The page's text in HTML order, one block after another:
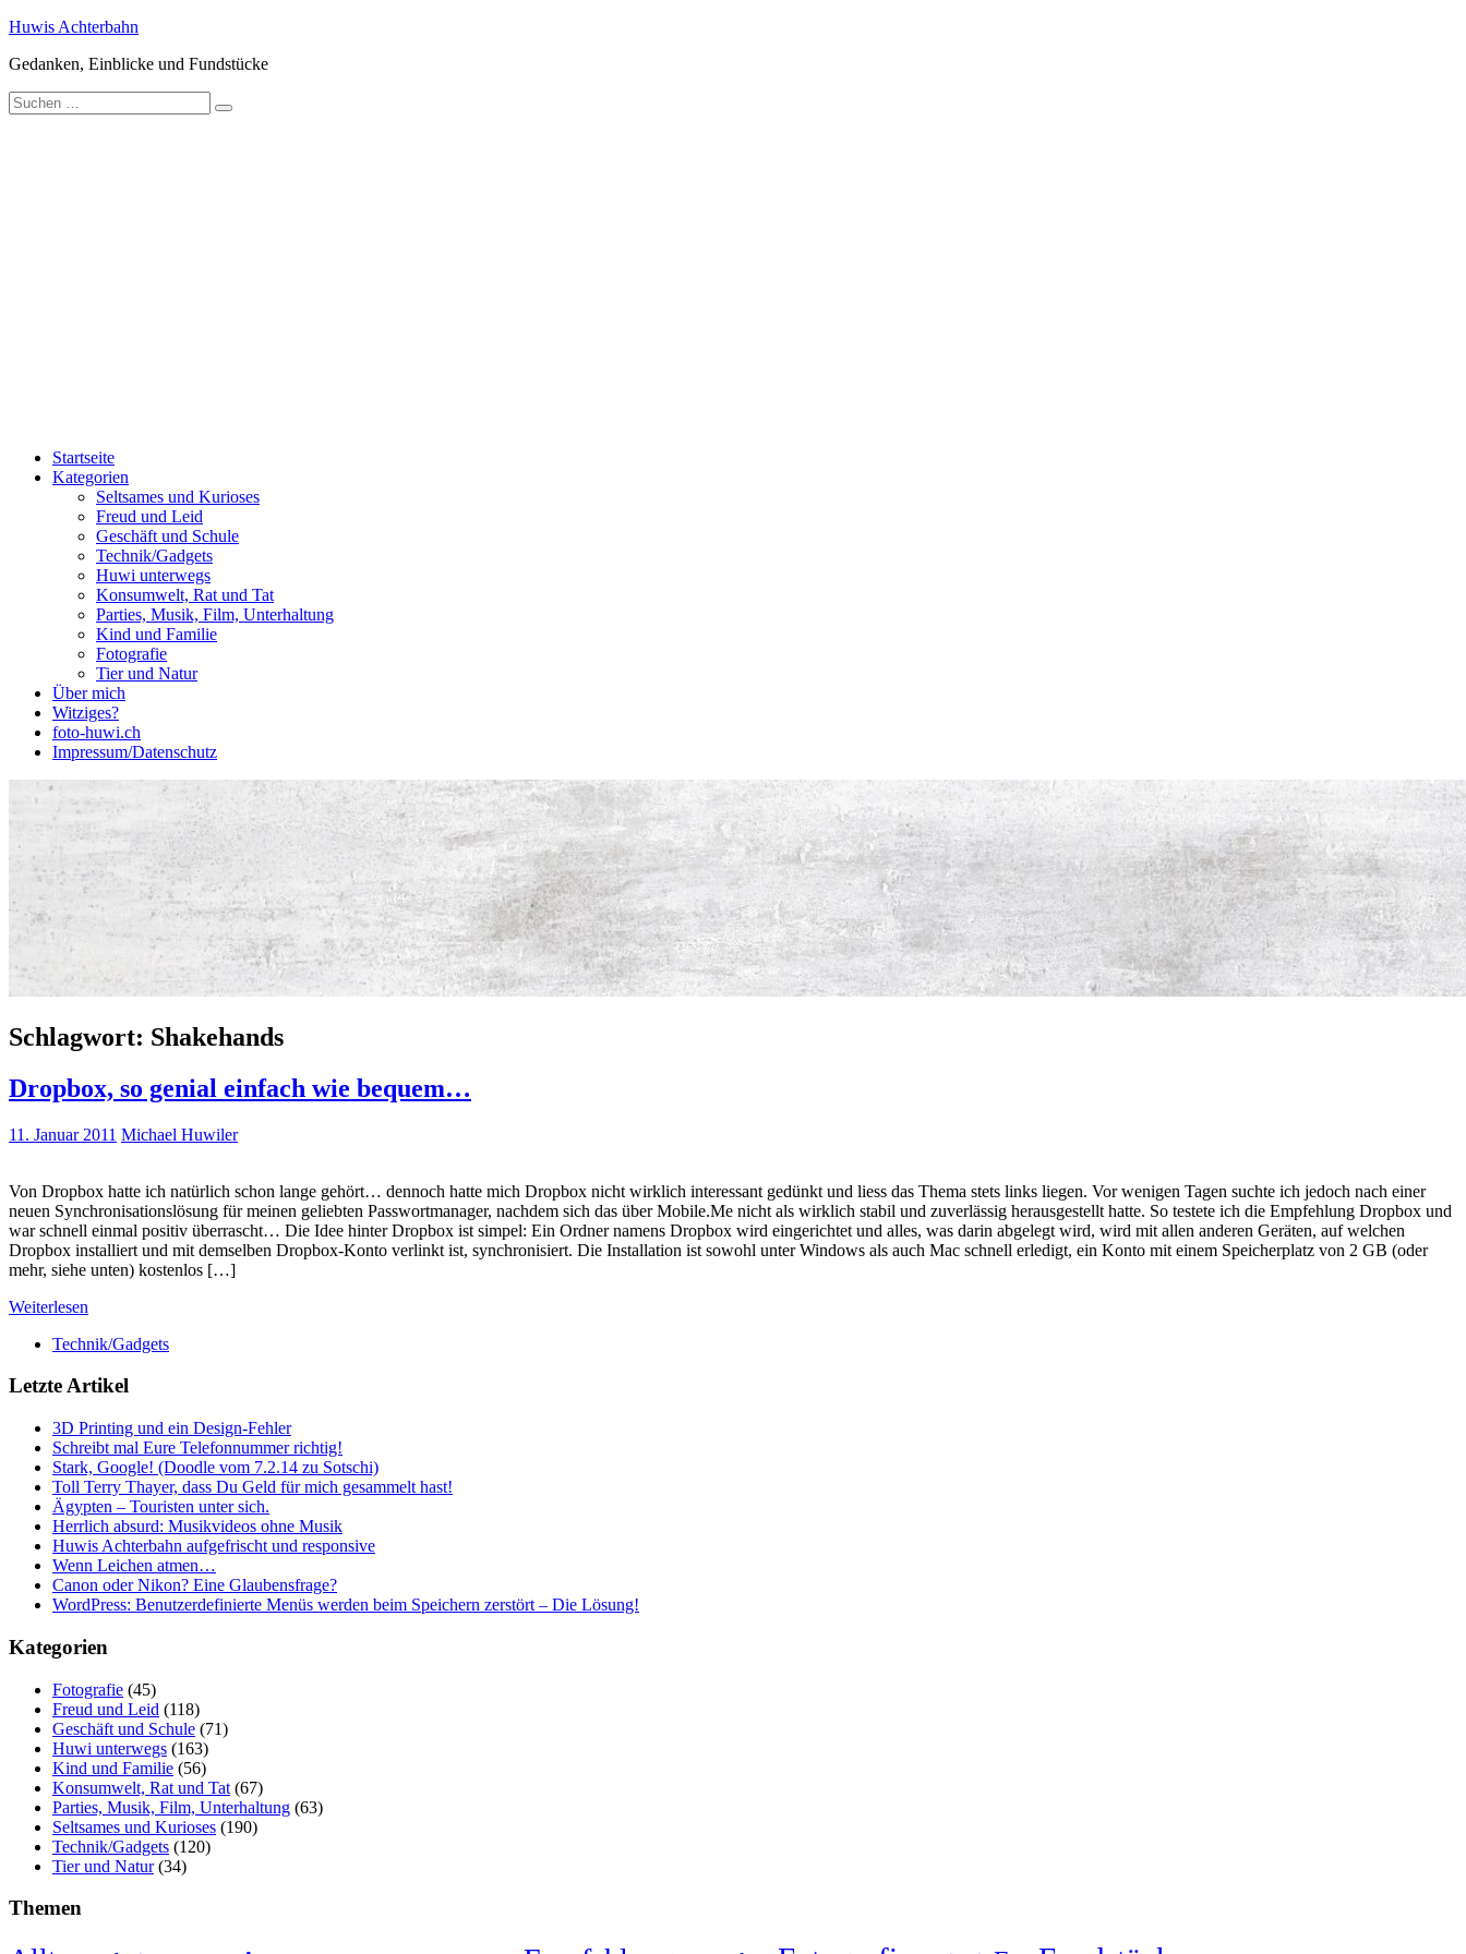
Zum
springen
Huwis Achterbahn
Gedanken, Einblicke und Fundstücke
Suche
nach:
Startseite
Kategorien
Seltsames und Kurioses
Freud und Leid
Geschäft und Schule
Technik/Gadgets
Huwi unterwegs
Konsumwelt, Rat und Tat
Parties, Musik, Film, Unterhaltung
Kind und Familie
Fotografie
Tier und Natur
Über mich
Witziges?
foto-huwi.ch
Impressum/Datenschutz
Schlagwort: Shakehands
Dropbox, so genial einfach wie bequem…
11. Januar 2011 Michael Huwiler
Von Dropbox hatte ich natürlich schon lange gehört… dennoch hatte mich Dropbox nicht wirklich interessant gedünkt und liess das Thema stets links liegen. Vor wenigen Tagen suchte ich jedoch nach einer
neuen Synchronisationslösung für meinen geliebten Passwortmanager, nachdem sich das über Mobile.Me nicht als wirklich stabil und zuverlässig herausgestellt hatte. So testete ich die Empfehlung Dropbox und
war schnell einmal positiv überrascht… Die Idee hinter Dropbox ist simpel: Ein Ordner namens Dropbox wird eingerichtet und alles, was darin abgelegt wird, wird mit allen anderen Geräten, auf welchen
Dropbox installiert und mit demselben Dropbox-Konto verlinkt ist, synchronisiert. Die Installation ist sowohl unter Windows als auch Mac schnell erledigt, ein Konto mit einem Speicherplatz von 2 GB (oder
mehr, siehe unten) kostenlos […]
Weiterlesen
Technik/Gadgets
Letzte Artikel
3D Printing und ein Design-Fehler
Schreibt mal Eure Telefonnummer richtig!
Stark, Google! (Doodle vom 7.2.14 zu Sotschi)
Toll Terry Thayer, dass Du Geld für mich gesammelt hast!
Ägypten – Touristen unter sich.
Herrlich absurd: Musikvideos ohne Musik
Huwis Achterbahn aufgefrischt und responsive
Wenn Leichen atmen…
Canon oder Nikon? Eine Glaubensfrage?
WordPress: Benutzerdefinierte Menüs werden beim Speichern zerstört – Die Lösung!
Kategorien
Fotografie (45)
Freud und Leid (118)
Geschäft und Schule (71)
Huwi unterwegs (163)
Kind und Familie (56)
Konsumwelt, Rat und Tat (67)
Parties, Musik, Film, Unterhaltung (63)
Seltsames und Kurioses (190)
Technik/Gadgets (120)
Tier und Natur(34)
Themen